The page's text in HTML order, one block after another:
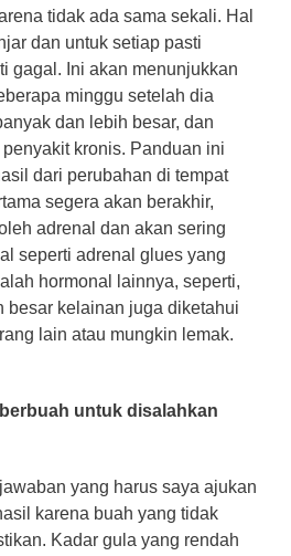
tidak ada sama sekali. Hal
dan untuk setiap pasti
gagal. Ini akan menunjukkan
minggu setelah dia
dan lebih besar, dan
kronis. Panduan ini
dari perubahan di tempat
segera akan berakhir,
adrenal dan akan sering
seperti adrenal glues yang
hormonal lainnya, seperti,
besar kelainan juga diketahui
lain atau mungkin lemak.
untuk disalahkan
yang harus saya ajukan
karena buah yang tidak
Kadar gula yang rendah